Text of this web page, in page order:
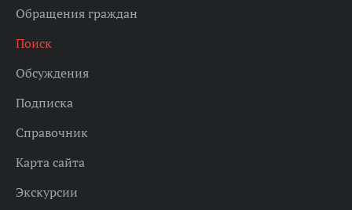
Обращения граждан
Поиск
Обсуждения
Подписка
Справочник
Карта сайта
Экскурсии